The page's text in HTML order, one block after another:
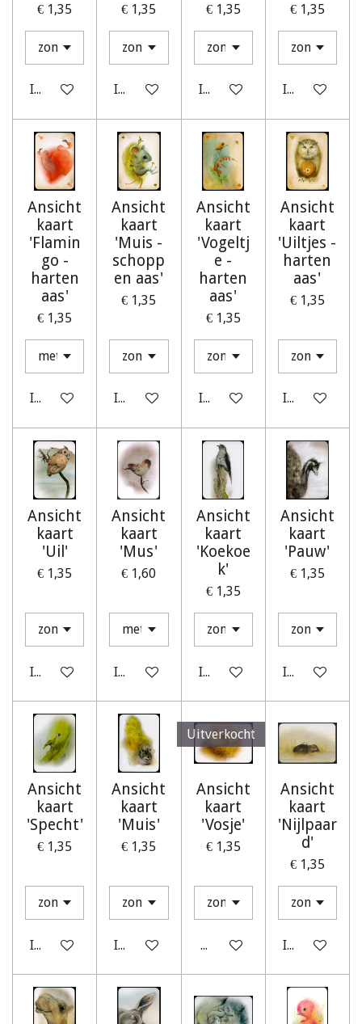
€ 1,35
In winkelwagen
€ 1,35
In winkelwagen
€ 1,35
In winkelwagen
€ 1,35
In
Ansicht
kaart
'Flamin
go -
harten
aas'
€ 1,35
In winkelwagen
Ansicht
kaart
'Muis -
schopp
en aas'
€ 1,35
In winkelwagen
Ansicht
kaart
'Vogeltj
e -
harten
aas'
€ 1,35
In winkelwagen
Ansicht
kaart
'Uiltjes -
harten
aas'
€ 1,35
In
Ansicht
kaart
'Uil'
€ 1,35
In winkelwagen
Ansicht
kaart
'Mus'
€ 1,60
In winkelwagen
Ansicht
kaart
'Koekoe
k'
€ 1,35
In winkelwagen
Ansicht
kaart
'Pauw'
€ 1,35
In
Ansicht
kaart
'Specht'
€ 1,35
In winkelwagen
Ansicht
kaart
'Muis'
€ 1,35
In winkelwagen
Uitverkocht
Ansicht
kaart
'Vosje'
€ 1,35
Houd mij op de hoogte
Ansicht
kaart
'Nijlpaar
d'
€ 1,35
In